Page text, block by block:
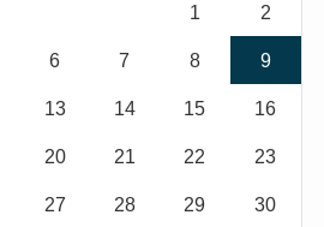
1 2
6 7 8 9
13 14 15 16
20 21 22 23
27 28 29 30